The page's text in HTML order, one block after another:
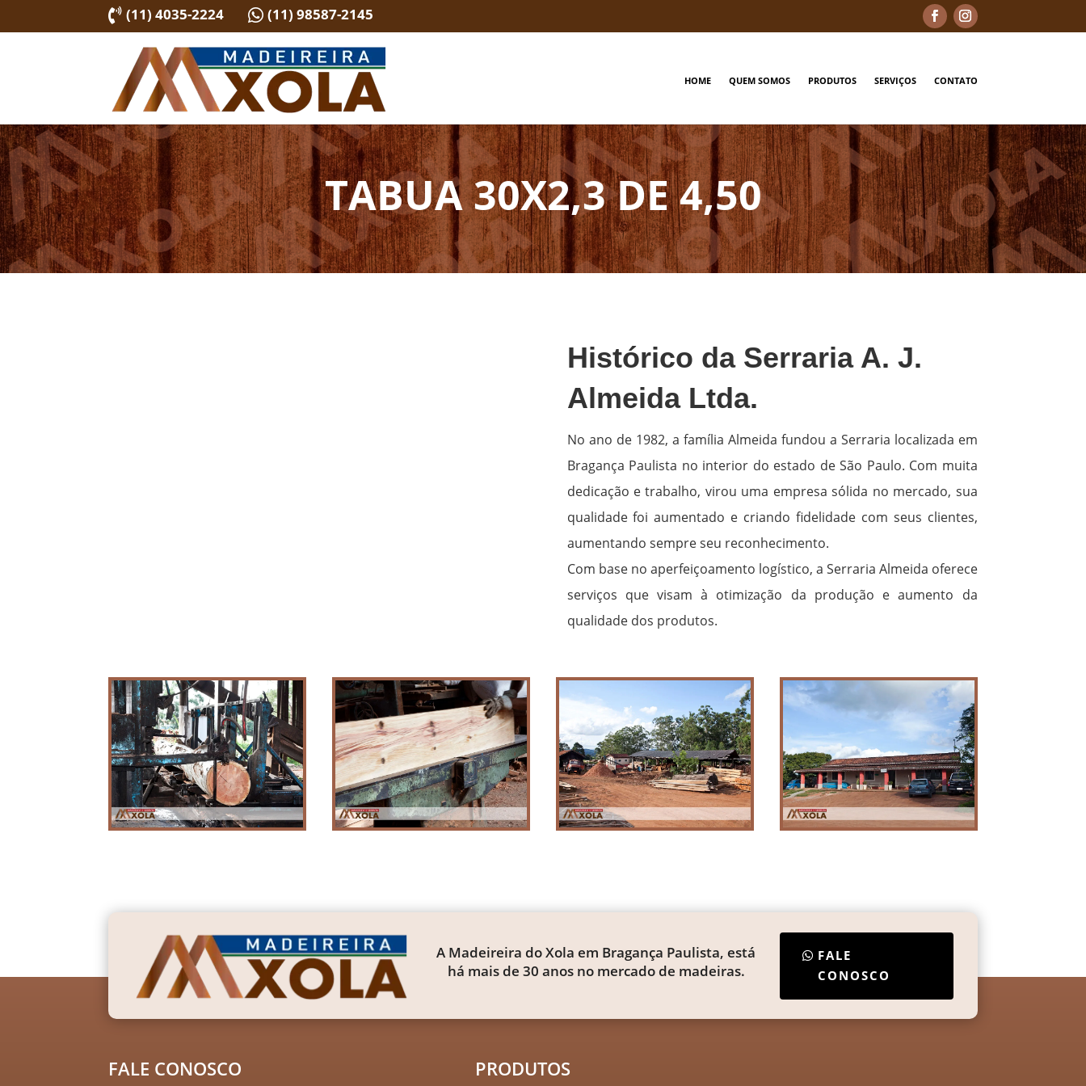
 (11) 4035-2224  (11) 98587-2145
HOME QUEM SOMOS PRODUTOS SERVIÇOS CONTATO
TABUA 30X2,3 DE 4,50
Histórico da Serraria A. J.
Almeida Ltda.
No ano de 1982, a família Almeida fundou a Serraria localizada em
Bragança Paulista no interior do estado de São Paulo. Com muita
dedicação e trabalho, virou uma empresa sólida no mercado, sua
qualidade foi aumentado e criando fidelidade com seus clientes,
aumentando sempre seu reconhecimento.
Com base no aperfeiçoamento logístico, a Serraria Almeida oferece
serviços que visam à otimização da produção e aumento da
qualidade dos produtos.
A Madeireira do Xola em Bragança Paulista, está
há mais de 30 anos no mercado de madeiras.
FALE
CONOSCO
FALE CONOSCO PRODUTOS